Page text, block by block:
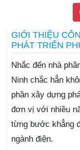
GIỚI THIỆU
PHÁT TRIỂN
Nhắc đến nhà
Ninh chắc hẳn
phần xây dựng
đơn vị với nhiều
từng bước khẳng
ngành điện.